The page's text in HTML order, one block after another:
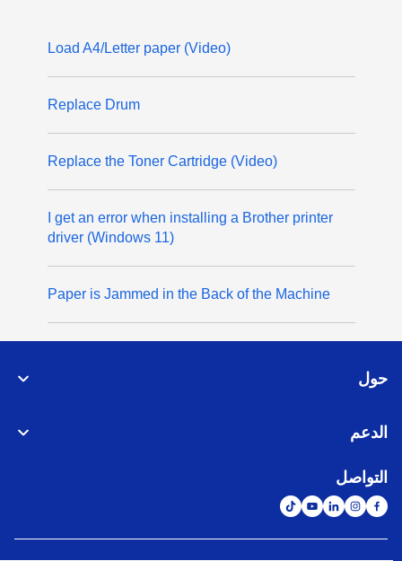
Replace Drum
I get an error when installing a Brother printer
driver (Windows 11)
Paper is Jammed in the Back of the Machine
حول
الدعم
التواصل